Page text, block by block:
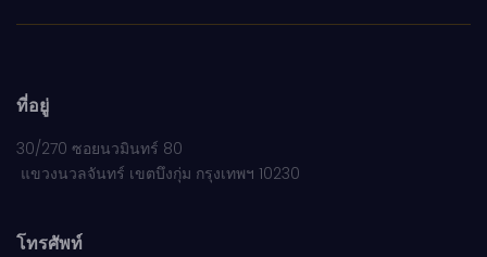
ที่อยู่
30/270 ซอยนวมินทร์ 80
แขวงนวลจันทร์ เขตบึงกุ่ม กรุงเทพฯ 10230
โทรศัพท์